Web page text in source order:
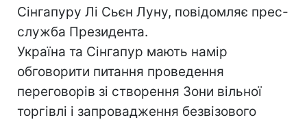
Сінгапуру Лі Сьєн Луну, повідомляє прес-
служба Президента.
Україна та Сінгапур мають намір
обговорити питання проведення
переговорів зі створення Зони вільної
торгівлі і запровадження безвізового